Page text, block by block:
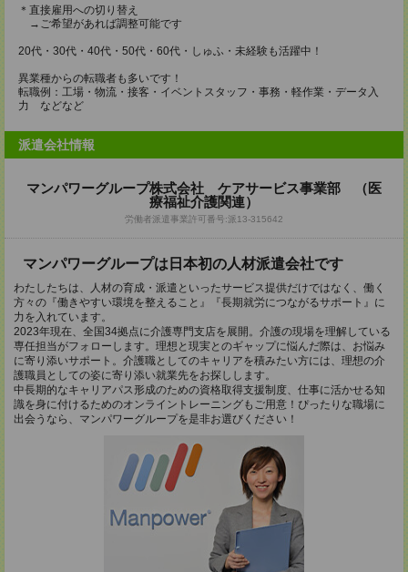
＊直接雇用への切り替え
→ご希望があれば調整可能です
20代・30代・40代・50代・60代・しゅふ・未経験も活躍中！
異業種からの転職者も多いです！
転職例：工場・物流・接客・イベントスタッフ・事務・軽作業・データ入
力 などなど
派遣会社情報
マンパワーグループ株式会社 ケアサービス事業部 （医
療福祉介護関連）
労働者派遣事業許可番号:派13-315642
マンパワーグループは日本初の人材派遣会社です
わたしたちは、人材の育成・派遣といったサービス提供だけではなく、働く
方々の『働きやすい環境を整えること』『長期就労につながるサポート』に
力を入れています。
2023年現在、全国34拠点に介護専門支店を展開。介護の現場を理解している
専任担当がフォローします。理想と現実とのギャップに悩んだ際は、お悩み
に寄り添いサポート。介護職としてのキャリアを積みたい方には、理想の介
護職員としての姿に寄り添い就業先をお探しします。
中長期的なキャリアパス形成のための資格取得支援制度、仕事に活かせる知
識を身に付けるためのオンライントレーニングもご用意！ぴったりな職場に
出会うなら、マンパワーグループを是非お選びください！